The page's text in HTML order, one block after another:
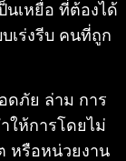
นเหยื่อ ที่ต้องได้
เร่งรีบ คนที่ถูก
ดภัย ล่าม การ
ให้การโดยไม่
หรือหน่วยงาน